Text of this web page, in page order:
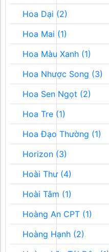
Hoa Dại (2)
Hoa Mai (1)
Hoa Màu Xanh (1)
Hoa Nhược Song (3)
Hoa Sen Ngọt (2)
Hoa Tre (1)
Hoa Đạo Thường (1)
Horizon (3)
Hoài Thư (4)
Hoài Tâm (1)
Hoàng An CPT (1)
Hoàng Hạnh (2)